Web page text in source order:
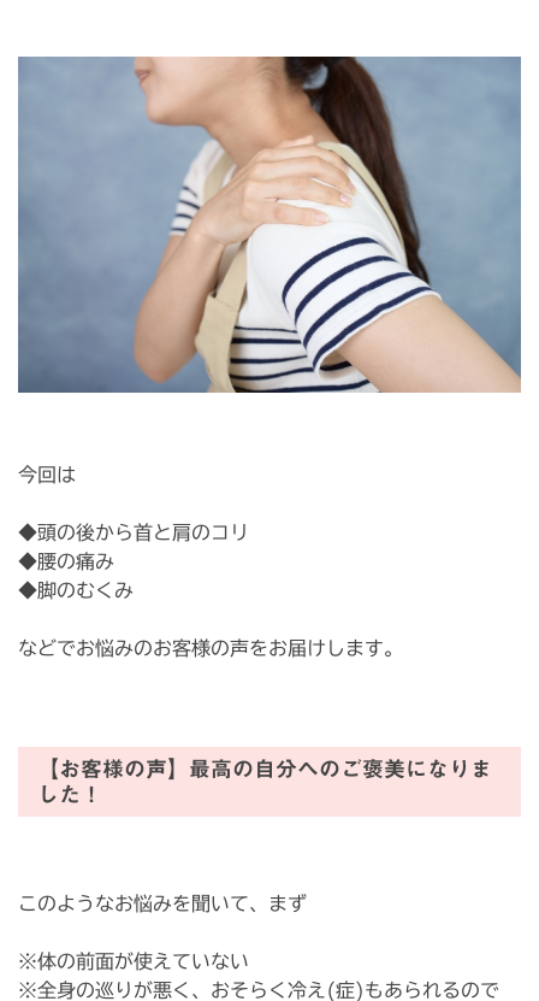
今回は
◆頭の後から首と肩のコリ
◆腰の痛み
◆脚のむくみ
などでお悩みのお客様の声をお届けします。
【お客様の声】最高の自分へのご褒美になりま
した！
⁡このようなお悩みを聞いて、まず
※体の前面が使えていない
※全身の巡りが悪く、おそらく冷え(症)もあられるので